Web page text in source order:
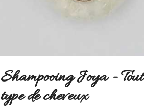
Shampooing Joya - Tout
type de cheveux